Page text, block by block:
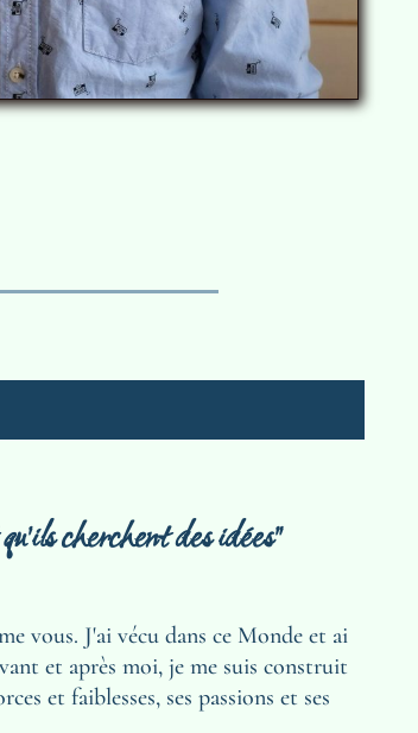
cherchent des idées"
vous. J'ai vécu dans ce Monde et ai
et après moi, je me suis construit
et faiblesses, ses passions et ses